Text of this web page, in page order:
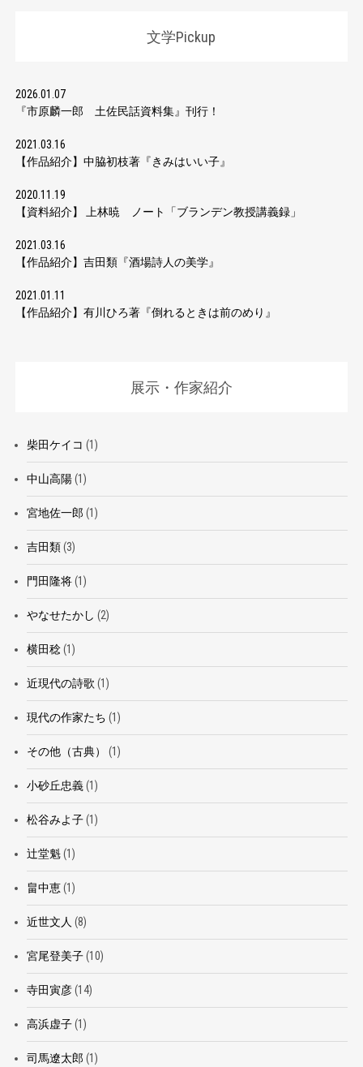
文学Pickup
2026.01.07
『市原麟一郎 土佐民話資料集』刊行！
2021.03.16
【作品紹介】中脇初枝著『きみはいい子』
2020.11.19
【資料紹介】 上林暁 ノート「ブランデン教授講義録」
2021.03.16
【作品紹介】吉田類『酒場詩人の美学』
2021.01.11
【作品紹介】有川ひろ著『倒れるときは前のめり』
展示・作家紹介
柴田ケイコ (1)
中山高陽(1)
宮地佐一郎 (1)
吉田類(3)
門田隆将(1)
やなせたかし (2)
横田稔(1)
近現代の詩歌 (1)
現代の作家たち (1)
その他（古典） (1)
小砂丘忠義(1)
松谷みよ子(1)
辻堂魁(1)
畠中恵(1)
近世文人 (8)
宮尾登美子(10)
寺田寅彦(14)
高浜虚子(1)
司馬遼太郎 (1)